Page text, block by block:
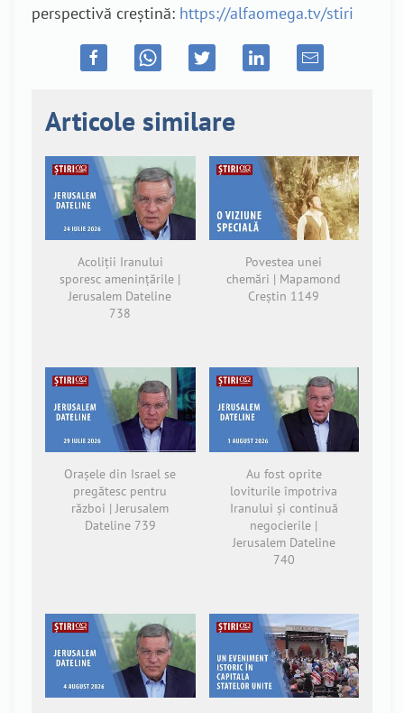
perspectivă creștină: https://alfaomega.tv/stiri
Articole similare
Acoliții Iranului
sporesc amenințările |
Jerusalem Dateline
738
Povestea unei
chemări | Mapamond
Creștin 1149
Orașele din Israel se
pregătesc pentru
război | Jerusalem
Dateline 739
Au fost oprite
loviturile împotriva
Iranului și continuă
negocierile |
Jerusalem Dateline
740